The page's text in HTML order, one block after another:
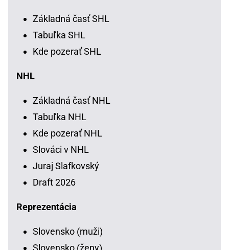
Základná časť SHL
Tabuľka SHL
Kde pozerať SHL
NHL
Základná časť NHL
Tabuľka NHL
Kde pozerať NHL
Slováci v NHL
Juraj Slafkovský
Draft 2026
Reprezentácia
Slovensko (muži)
Slovensko (ženy)